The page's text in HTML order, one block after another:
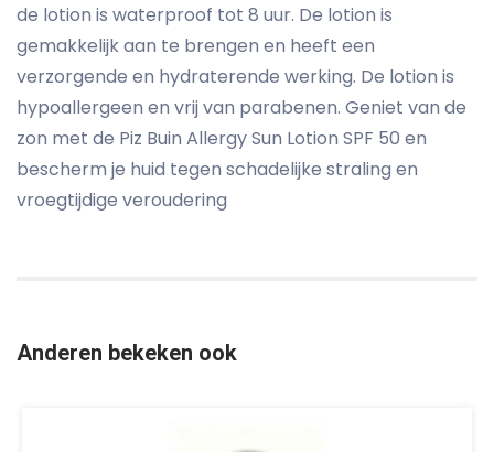
de lotion is waterproof tot 8 uur. De lotion is
gemakkelijk aan te brengen en heeft een
verzorgende en hydraterende werking. De lotion is
hypoallergeen en vrij van parabenen. Geniet van de
zon met de Piz Buin Allergy Sun Lotion SPF 50 en
bescherm je huid tegen schadelijke straling en
vroegtijdige veroudering
Anderen bekeken ook